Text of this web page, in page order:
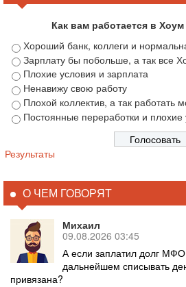
Как вам работается в
Хороший банк, коллеги и
Зарплату бы побольше, а так все
Плохие условия и зарплата
Ненавижу свою работу
Плохой коллектив, а так работать
Постоянные переработки и плохие
Результаты
О ЧЕМ ГОВОРЯТ
Михаил
09.08.2026 03:45
А если заплатил долг
дальнейшем списывать
привязана?